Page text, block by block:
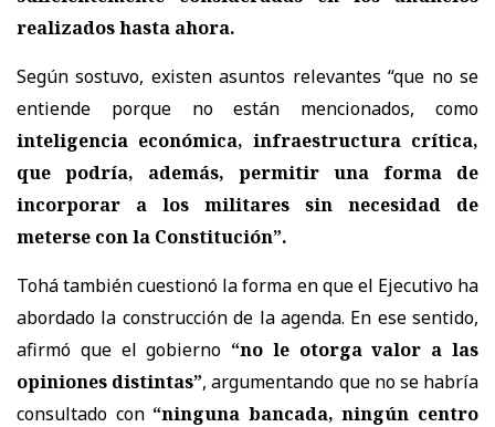
realizados hasta ahora.
Según sostuvo, existen asuntos relevantes “que no se
entiende porque no están mencionados, como
inteligencia económica, infraestructura crítica,
que podría, además, permitir una forma de
incorporar a los militares sin necesidad de
meterse con la Constitución”.
Tohá también cuestionó la forma en que el Ejecutivo ha
abordado la construcción de la agenda. En ese sentido,
afirmó que el gobierno “no le otorga valor a las
opiniones distintas”, argumentando que no se habría
consultado con “ninguna bancada, ningún centro